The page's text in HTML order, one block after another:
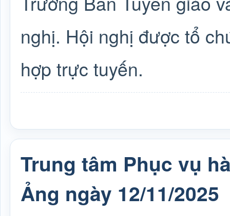
nghị. Hội nghị được tổ
hợp trực tuyến.
Trung tâm Phục vụ
Ảng ngày 12/11/2025